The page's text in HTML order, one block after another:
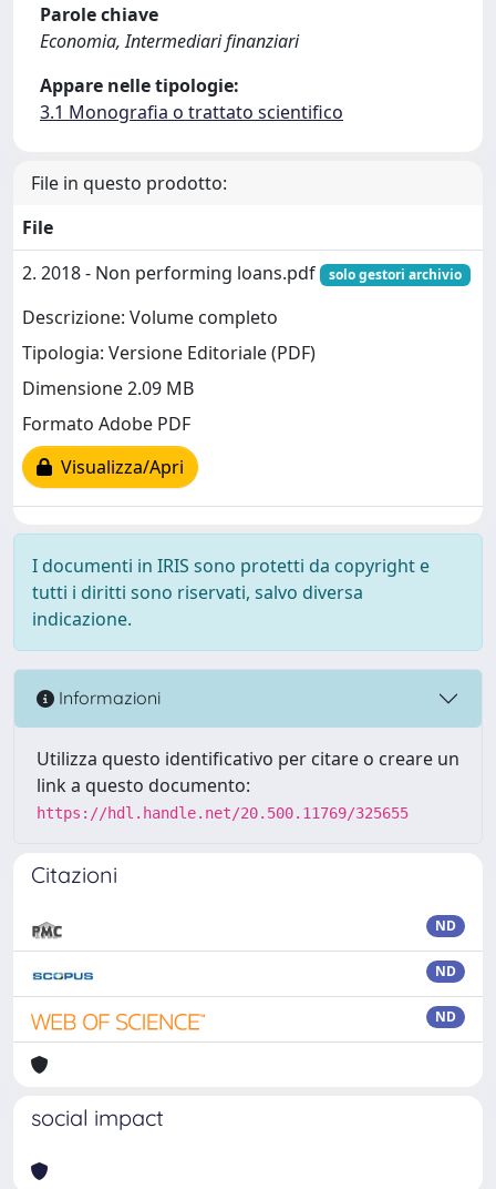
Parole chiave
Economia, Intermediari finanziari
Appare nelle tipologie:
3.1 Monografia o trattato scientifico
File in questo prodotto:
File
2. 2018 - Non performing loans.pdf
solo gestori archivio
Descrizione: Volume completo
Tipologia: Versione Editoriale (PDF)
Dimensione 2.09 MB
Formato Adobe PDF
Visualizza/Apri
I documenti in IRIS sono protetti da copyright e
tutti i diritti sono riservati, salvo diversa
indicazione.
Informazioni
Utilizza questo identificativo per citare o creare un
link a questo documento:
https://hdl.handle.net/20.500.11769/325655
Citazioni
ND
ND
ND
social impact